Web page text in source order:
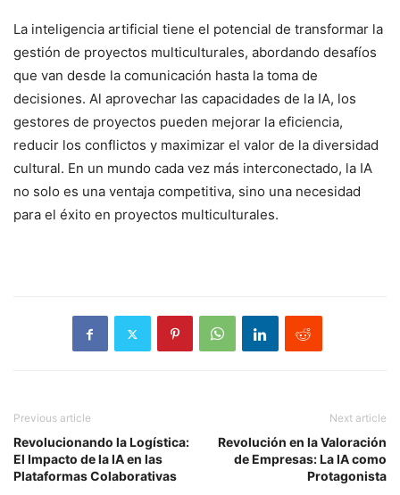
La inteligencia artificial tiene el potencial de transformar la
gestión de proyectos multiculturales, abordando desafíos
que van desde la comunicación hasta la toma de
decisiones. Al aprovechar las capacidades de la IA, los
gestores de proyectos pueden mejorar la eficiencia,
reducir los conflictos y maximizar el valor de la diversidad
cultural. En un mundo cada vez más interconectado, la IA
no solo es una ventaja competitiva, sino una necesidad
para el éxito en proyectos multiculturales.
Previous article
Revolucionando la Logística:
El Impacto de la IA en las
Plataformas Colaborativas
Next article
Revolución en la Valoración
de Empresas: La IA como
Protagonista